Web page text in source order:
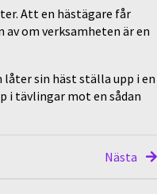
Att en hästägare får
om verksamheten är en
sin häst ställa upp i en
i tävlingar mot en sådan
Nästa